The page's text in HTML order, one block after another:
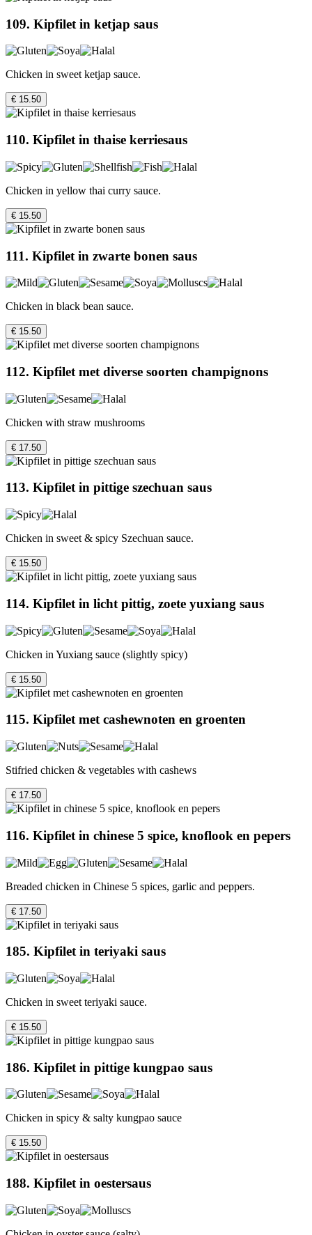
109. Kipfilet in ketjap saus
Chicken in sweet ketjap sauce.
€ 15.50
110. Kipfilet in thaise kerriesaus
Chicken in yellow thai curry sauce.
€ 15.50
111. Kipfilet in zwarte bonen saus
Chicken in black bean sauce.
€ 15.50
112. Kipfilet met diverse soorten champignons
Chicken with straw mushrooms
€ 17.50
113. Kipfilet in pittige szechuan saus
Chicken in sweet & spicy Szechuan sauce.
€ 15.50
114. Kipfilet in licht pittig, zoete yuxiang saus
Chicken in Yuxiang sauce (slightly spicy)
€ 15.50
115. Kipfilet met cashewnoten en groenten
Stifried chicken & vegetables with cashews
€ 17.50
116. Kipfilet in chinese 5 spice, knoflook en pepers
Breaded chicken in Chinese 5 spices, garlic and peppers.
€ 17.50
185. Kipfilet in teriyaki saus
Chicken in sweet teriyaki sauce.
€ 15.50
186. Kipfilet in pittige kungpao saus
Chicken in spicy & salty kungpao sauce
€ 15.50
188. Kipfilet in oestersaus